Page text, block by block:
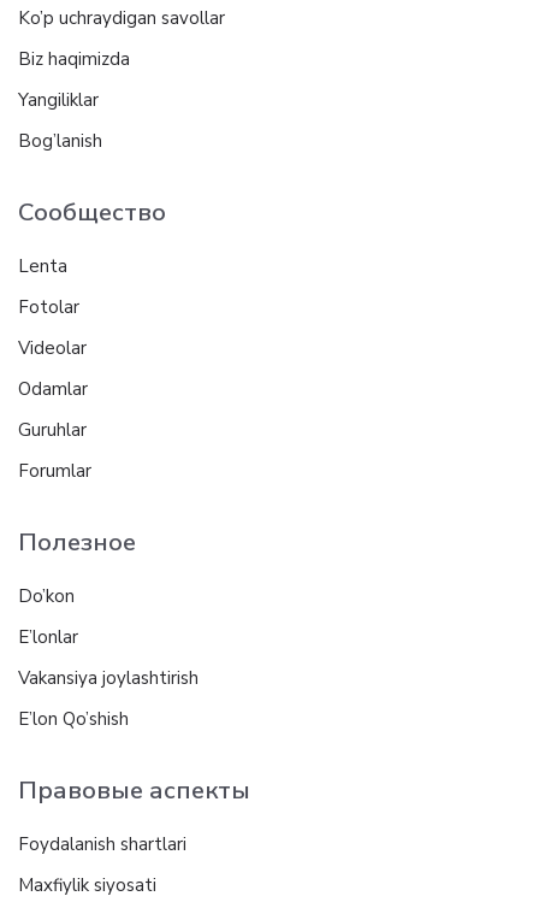
Ko’p uchraydigan savollar
Biz haqimizda
Yangiliklar
Bog’lanish
Сообщество
Lenta
Fotolar
Videolar
Odamlar
Guruhlar
Forumlar
Полезное
Do’kon
E’lonlar
Vakansiya joylashtirish
E’lon Qo’shish
Правовые аспекты
Foydalanish shartlari
Maxfiylik siyosati